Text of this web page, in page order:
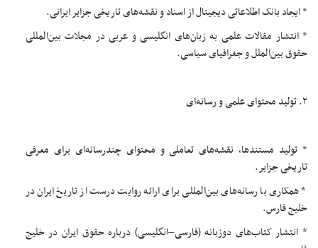
* ایجاد بانک اطلاعاتی دیجیتال از اسناد و نقشه‌های تاریخی جزایر ایرانی.
* انتشار مقالات علمی به زبان‌های انگلیسی و عربی در مجلات بین‌المللی
حقوق بین‌الملل و جغرافیای سیاسی.
۲. تولید محتوای علمی و رسانه‌ای
* تولید مستندها، نقشه‌های تعاملی و محتوای چندرسانه‌ای برای معرفی
تاریخی جزایر.
* همکاری با رسانه‌های بین‌المللی برای ارائه روایت درست از تاریخ ایران در
خلیج فارس.
* انتشار کتاب‌های دو‌زبانه (فارسی–انگلیسی) درباره حقوق ایران در خلیج